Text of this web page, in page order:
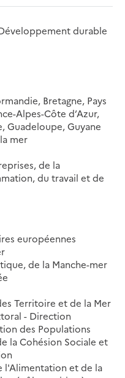
durable
Bretagne, Pays
Alpes-Côte d’Azur,
Guadeloupe, Guyane
mer
de la
du travail et de
européennes
de la Manche-mer
Territoire et de la Mer
- Direction
des Populations
la Cohésion Sociale et
l'Alimentation et de la